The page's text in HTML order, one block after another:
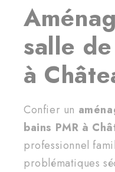
salle
à
Confier un
bains PMR à
professionnel
problématiques